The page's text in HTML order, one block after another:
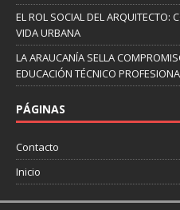
EL ROL SOCIAL DEL ARQUITECTO:
VIDA URBANA
LA ARAUCANÍA SELLA
EDUCACIÓN TÉCNICO
PÁGINAS
Contacto
Inicio